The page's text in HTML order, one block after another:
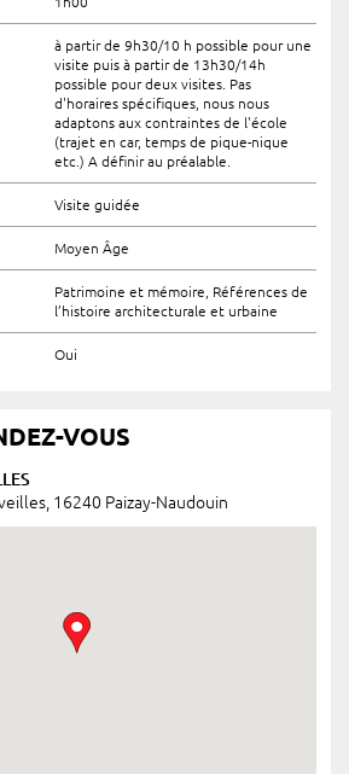
à partir de 9h30/10 h possible pour une
visite puis à partir de 13h30/14h
possible pour deux visites. Pas
d'horaires spécifiques, nous nous
adaptons aux contraintes de l'école
(trajet en car, temps de pique-nique
etc.) A définir au préalable.
Visite guidée
Moyen Âge
Patrimoine et mémoire, Références de
l’histoire architecturale et urbaine
Oui
VOUS
16240 Paizay-Naudouin